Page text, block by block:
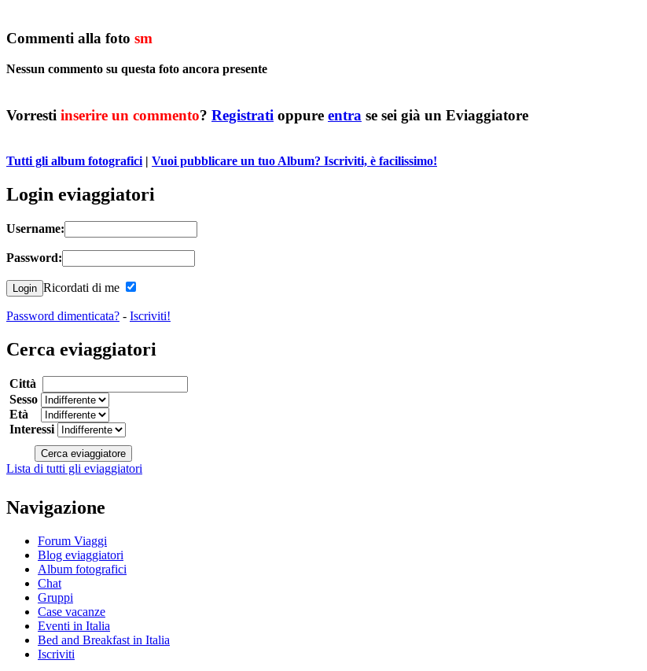
Commenti alla foto sm
Nessun commento su questa foto ancora presente
Vorresti inserire un commento? Registrati oppure entra se sei già un Eviaggiatore
Tutti gli album fotografici | Vuoi pubblicare un tuo Album? Iscriviti, è facilissimo!
Login eviaggiatori
Username:
Password:
Ricordati di me
Password dimenticata? - Iscriviti!
Cerca eviaggiatori
Città
Sesso
Età
Interessi
Lista di tutti gli eviaggiatori
Navigazione
Forum Viaggi
Blog eviaggiatori
Album fotografici
Chat
Gruppi
Case vacanze
Eventi in Italia
Bed and Breakfast in Italia
Iscriviti